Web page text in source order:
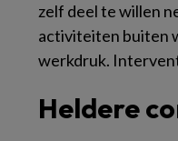
zelf deel te willen
activiteiten buiten
werkdruk.
Heldere